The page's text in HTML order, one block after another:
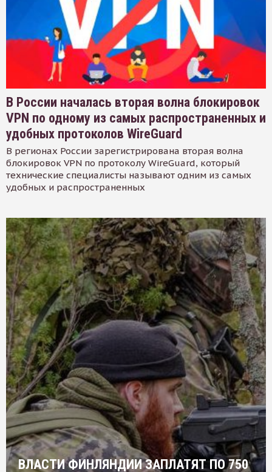
В России началась вторая волна блокировок
VPN по одному из самых распространенных и
удобных протоколов WireGuard
В регионах России зарегистрирована вторая волна
блокировок VPN по протоколу WireGuard, который
технические специалисты называют одним из самых
удобных и распространенных
ВЛАСТИ ФИНЛЯНДИИ ЗАПЛАТЯТ ПО 750